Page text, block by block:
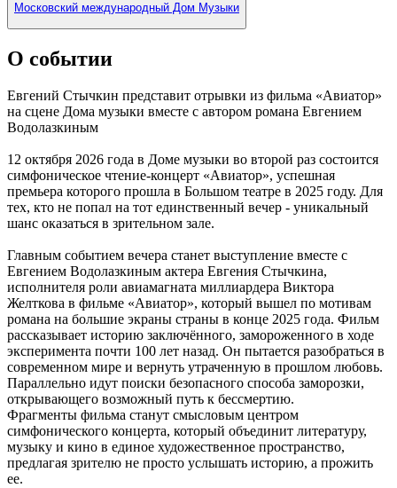
Московский международный Дом Музыки
О событии
Евгений Стычкин представит отрывки из фильма «Авиатор»
на сцене Дома музыки вместе с автором романа Евгением
Водолазкиным
12 октября 2026 года в Доме музыки во второй раз состоится
симфоническое чтение-концерт «Авиатор», успешная
премьера которого прошла в Большом театре в 2025 году. Для
тех, кто не попал на тот единственный вечер - уникальный
шанс оказаться в зрительном зале.
Главным событием вечера станет выступление вместе с
Евгением Водолазкиным актера Евгения Стычкина,
исполнителя роли авиамагната миллиардера Виктора
Желткова в фильме «Авиатор», который вышел по мотивам
романа на большие экраны страны в конце 2025 года. Фильм
рассказывает историю заключённого, замороженного в ходе
эксперимента почти 100 лет назад. Он пытается разобраться в
современном мире и вернуть утраченную в прошлом любовь.
Параллельно идут поиски безопасного способа заморозки,
открывающего возможный путь к бессмертию.
Фрагменты фильма станут смысловым центром
симфонического концерта, который объединит литературу,
музыку и кино в единое художественное пространство,
предлагая зрителю не просто услышать историю, а прожить
ее.